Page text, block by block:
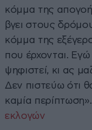
κόμμα της
βγει στους
κόμμα της
που έρχονται.
ψηφιστεί, κι ας
Δεν πιστεύω ότι
καμία περίπτωση».
εκλογών